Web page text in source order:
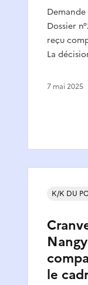
Dossier
reçu
La
7 mai 2025
le
K/K DU